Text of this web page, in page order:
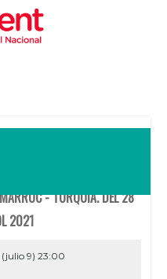
- TURQUIA. DEL 28
2021
9) 23:00